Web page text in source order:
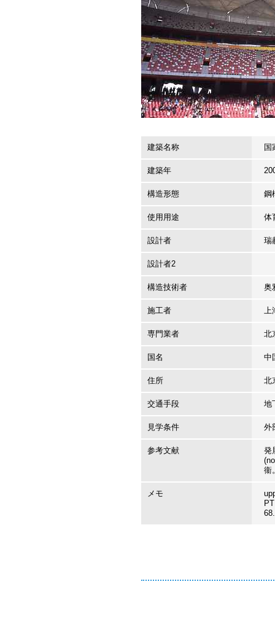
建築名称 国
建築年
構造形態 鋼
使用用途 体
設計者 瑞
設計者2
構造技術者 奥
施工者 上
専門業者 北
国名 中
住所 北
交通手段 地
見学条件 外
参考文献
発
衞
メモ